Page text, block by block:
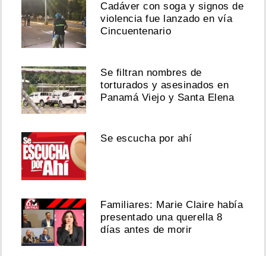
Cadáver con soga y signos de
violencia fue lanzado en vía
Cincuentenario
Se filtran nombres de
torturados y asesinados en
Panamá Viejo y Santa Elena
Se escucha por ahí
Familiares: Marie Claire había
presentado una querella 8
días antes de morir